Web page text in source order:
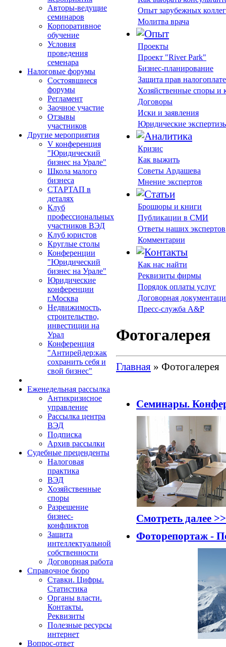
Авторы-ведущие
семинаров
Корпоративное
обучение
Условия
проведения
семенара
Налоговые форумы
Состоявшиеся
форумы
Регламент
Заочное участие
Отзывы
участников
Другие мероприятия
V конференция
"Юридический
бизнес на Урале"
Школа малого
бизнеса
СТАРТАП в
деталях
Клуб
профессиональных
участников ВЭД
Клуб юристов
Круглые столы
Конференции
"Юридический
бизнес на Урале"
Юридические
конференции
г.Москва
Недвижимость,
строительство,
инвестиции на
Урал
Конференция
"Антирейдер:как
сохранить себя и
свой бизнес"
Еженедельная рассылка
Антикризисное
управление
Рассылка центра
ВЭД
Подписка
Архив рассылки
Судебные преценденты
Налоговая
практика
ВЭД
Хозяйственные
споры
Разрешение
бизнес-
конфликтов
Защита
интеллектуальной
собственности
Договорная работа
Справочное бюро
Ставки. Цифры.
Статистика
Органы власти.
Контакты.
Реквизиты
Полезные ресурсы
интернет
Вопрос-ответ
Опыт зарубежных коллег
Молитва врача
Проекты
Проект "River Park"
Бизнес-планирование
Защита прав
Хозяйственные споры и
Договоры
Иски и заявления
Юридические
Кризис
Как выжить
Советы Ардашева
Мнение экспертов
Брошюры и книги
Публикации в СМИ
Ответы наших экспертов
Комментарии
Как нас найти
Реквизиты фирмы
Порядок оплаты услуг
Договорная
Пресс-служба A&P
Фотогалерея
Главная » Фотогалерея
Семинары.
Смотреть далее >>
Фоторепортаж -